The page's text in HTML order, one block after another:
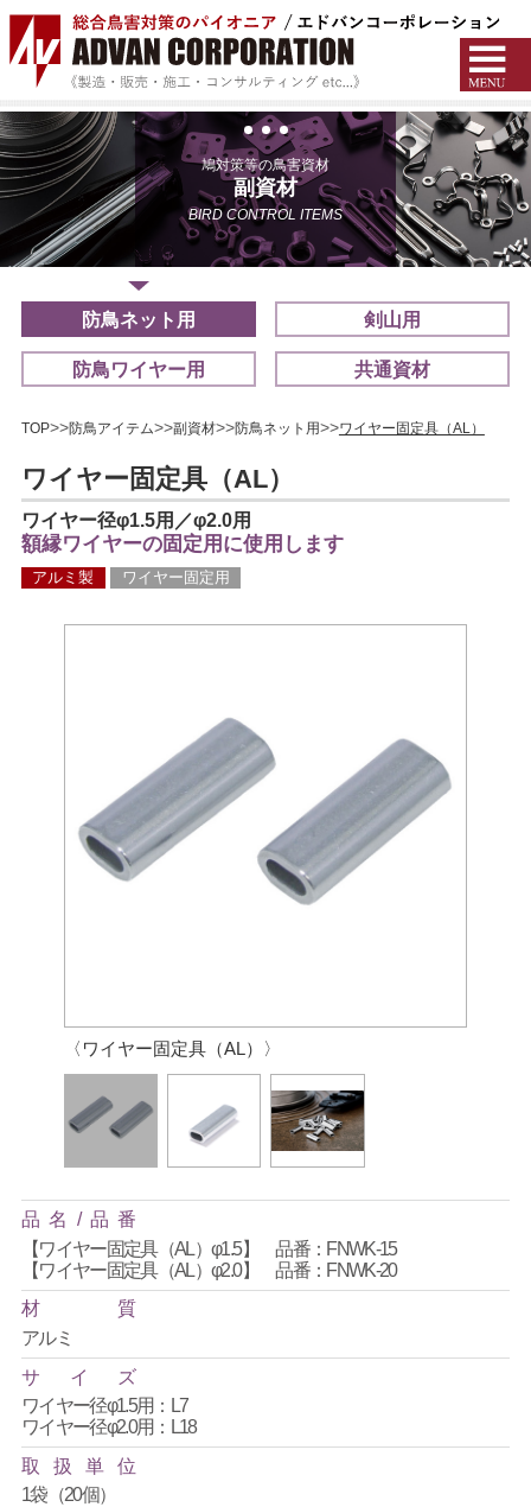
鳩対策等の鳥害資材
副資材
BIRD CONTROL ITEMS
防鳥ネット用 剣山用
防鳥ワイヤー用 共通資材
TOP 防鳥アイテム 副資材 防鳥ネット用 ワイヤー固定具（AL）
ワイヤー固定具（AL）
ワイヤー径φ1.5用／φ2.0用
額縁ワイヤーの固定用に使用します
アルミ製 ワイヤー固定用
〈ワイヤー固定具（AL）〉
品 名 / 品 番
【ワイヤー固定具（AL）φ1.5】 品番：FNWK-15
【ワイヤー固定具（AL）φ2.0】 品番：FNWK-20
材
質
アルミ
サ
イ
ズ
ワイヤー径φ1.5用：L7
ワイヤー径φ2.0用：L18
取
扱 単
位
1袋（20個）